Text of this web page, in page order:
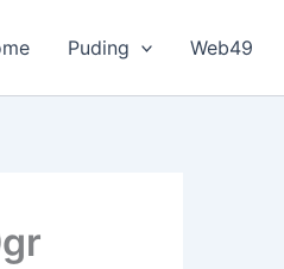
Puding Web49